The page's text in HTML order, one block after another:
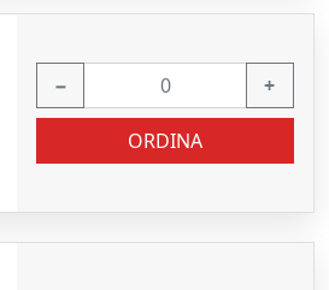
− +
ORDINA